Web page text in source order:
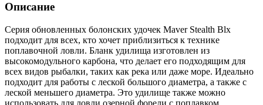
Описание
Серия обновленных болонских удочек Maver Stealth Blx
подходит для всех, кто хочет приблизиться к технике
поплавочной ловли. Бланк удилища изготовлен из
высокомодульного карбона, что делает его подходящим для
всех видов рыбалки, таких как река или даже море. Идеально
подходит для работы с леской большого диаметра, а также с
леской меньшего диаметра. Это удилище также можно
использовать для ловли озерной форели с поплавком.